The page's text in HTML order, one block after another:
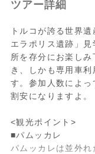
ツアー詳細
トルコが誇る世界
エラポリス遺跡」
所を存分にお楽し
き、しかも専用車
す。参加人数によ
割安になりますよ。
<観光ポイント>
■パムッカレ
パムッカレは並外